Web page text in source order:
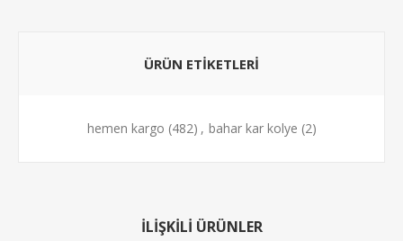
ÜRÜN ETİKETLERİ
hemen kargo (482) , bahar kar kolye (2)
İLİŞKİLİ ÜRÜNLER